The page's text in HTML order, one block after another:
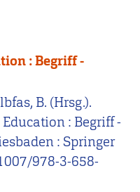
: Begriff -
B. (Hrsg.).
: Begriff -
: Springer
978-3-658-